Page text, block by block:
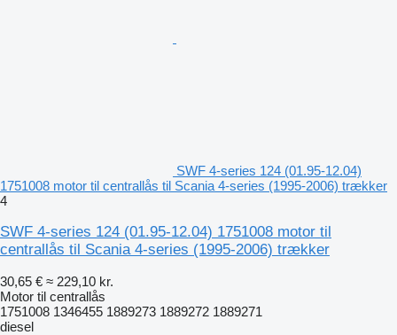
SWF 4-series 124 (01.95-12.04)
1751008 motor til centrallås til Scania 4-series (1995-2006) trækker
4
SWF 4-series 124 (01.95-12.04) 1751008 motor til
centrallås til Scania 4-series (1995-2006) trækker
30,65 € ≈ 229,10 kr.
Motor til centrallås
1751008 1346455 1889273 1889272 1889271
diesel